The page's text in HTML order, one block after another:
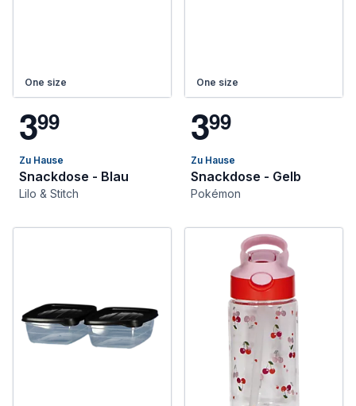
One size
399
Zu Hause
Snackdose - Blau
Lilo & Stitch
One size
399
Zu Hause
Snackdose - Gelb
Pokémon